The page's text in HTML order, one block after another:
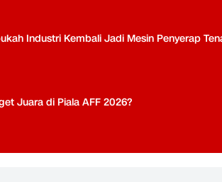
Industri Kembali Jadi Mesin Penyerap
Juara di Piala AFF 2026?